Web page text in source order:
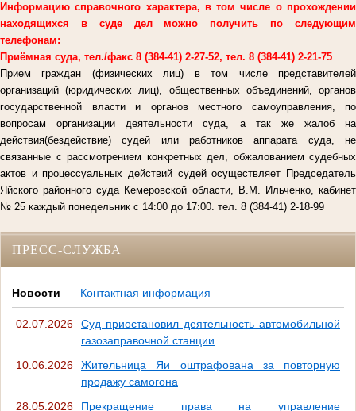
Информацию справочного характера, в том числе о прохождении
находящихся в суде дел можно получить по следующим
телефонам:
Приёмная суда, тел./факс 8 (384-41) 2-27-52, тел. 8 (384-41) 2-21-75
Прием граждан (физических лиц) в том числе представителей
организаций (юридических лиц), общественных объединений, органов
государственной власти и органов местного самоуправления, по
вопросам организации деятельности суда, а так же жалоб на
действия(бездействие) судей или работников аппарата суда, не
связанные с рассмотрением конкретных дел, обжалованием судебных
актов и процессуальных действий судей осуществляет Председатель
Яйского районного суда Кемеровской области, В.М. Ильченко, кабинет
№ 25 каждый понедельник с 14:00 до 17:00. тел. 8 (384-41) 2-18-99
ПРЕСС-СЛУЖБА
Новости Контактная информация
02.07.2026
Суд приостановил деятельность автомобильной
газозаправочной станции
10.06.2026
Жительница Яи оштрафована за повторную
продажу самогона
28.05.2026
Прекращение права на управление